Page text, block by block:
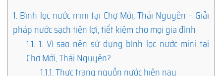
1. Bình lọc nước mini tại Chợ Mới, Thái Nguyên – Giải
pháp nước sạch tiện lợi, tiết kiệm cho mọi gia đình
1.1. 1. Vì sao nên sử dụng bình lọc nước mini tại
Chợ Mới, Thái Nguyên?
1.1.1.Thực trạng nguồn nước hiện nay